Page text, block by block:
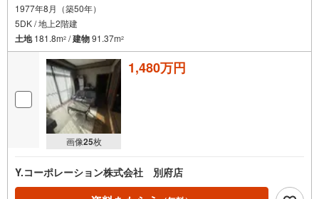
1977年8月（築50年）
5DK / 地上2階建
土地181.8m2 /建物91.37m2
画像25枚
1,480万円
Y.コーポレーション株式会社 別府店